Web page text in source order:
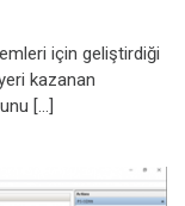
için geliştirdiği
kazanan
[…]